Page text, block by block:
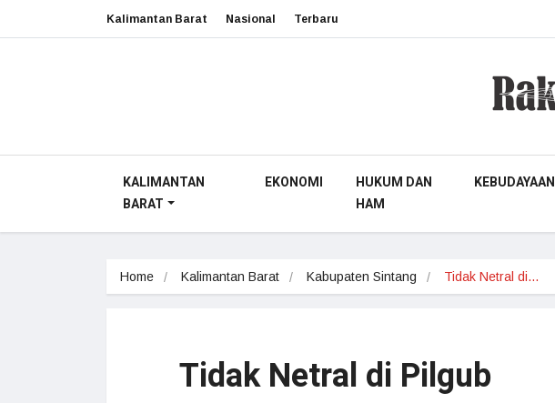
Kalimantan Barat Nasional Terbaru
KALIMANTAN
BARAT
EKONOMI
HUKUM DAN
HAM
KEBUDAYAAN
Home Kalimantan Barat Kabupaten Sintang Tidak Netral di…
Tidak Netral di Pilgub